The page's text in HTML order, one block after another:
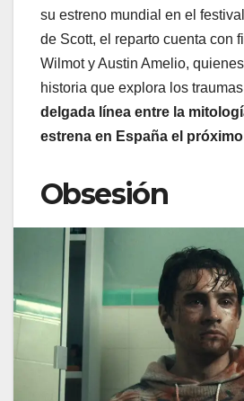
su estreno mundial en el
de Scott, el reparto cuenta con
Wilmot y Austin Amelio,
historia que explora los
delgada línea entre la
estrena en España el
Obsesión